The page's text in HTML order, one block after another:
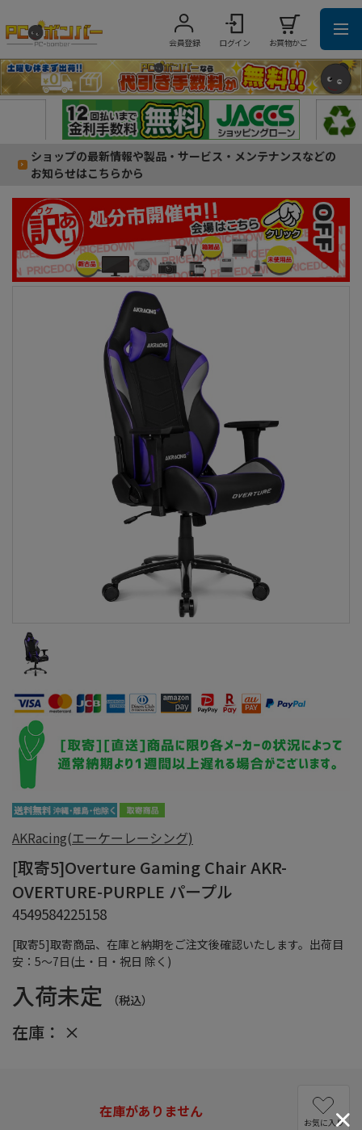
会員登録 ログイン お買物かご
ショップの最新情報や製品・サービス・メンテナンスなどの
お知らせはこちらから
[取寄5]取寄商品、在庫と納期をご注文後確認いたします。出荷目
安：5～7日(土・日・祝日 除く)
AKRacing(エーケーレーシング)
[取寄5]Overture Gaming Chair AKR-
OVERTURE-PURPLE パープル
4549584225158
入荷未定 （税込）
在庫： ×
在庫がありません
お気に入り